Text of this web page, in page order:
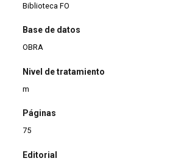
Biblioteca FO
Base de datos
OBRA
Nivel de tratamiento
m
Páginas
75
Editorial